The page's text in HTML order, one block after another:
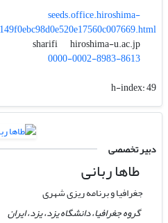
seeds.office.hiroshima-
sharifi
hiroshima-u.ac.jp
0000-0002-8983-8613
h-index:49
دبیر تخصصی
طاها ربانی
جغرافیا و برنامه ریزی شهری
گروه جغرافیا، دانشگاه یزد، یزد، ایران